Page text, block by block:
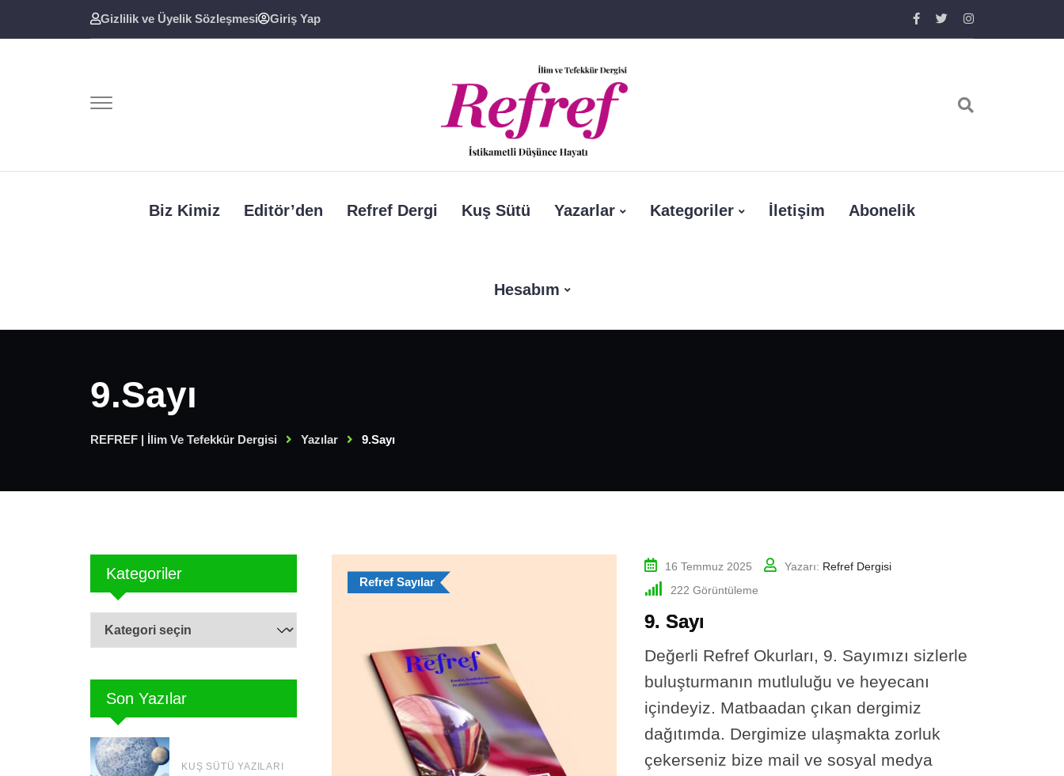
Gizlilik ve Üyelik Sözleşmesi Giriş Yap
Biz Kimiz Editör’den Refref Dergi Kuş Sütü Yazarlar Kategoriler İletişim Abonelik
Hesabım
9.Sayı
REFREF | İlim Ve Tefekkür Dergisi Yazılar 9.Sayı
Kategoriler
Kategoriler
Son Yazılar
KUŞ SÜTÜ YAZILARI
Refref Sayılar
16 Temmuz 2025 Yazarı: Refref Dergisi
222 Görüntüleme
9. Sayı
Değerli Refref Okurları, 9. Sayımızı sizlerle
buluşturmanın mutluluğu ve heyecanı
içindeyiz. Matbaadan çıkan dergimiz
dağıtımda. Dergimize ulaşmakta zorluk
çekerseniz bize mail ve sosyal medya